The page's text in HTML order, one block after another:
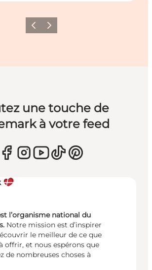
PrécédentSuivant
une touche de
à votre feed
l’organisme national du
Notre mission est d’inspirer
le meilleur de ce que
offrir, et nous espérons que
de nombreuses choses à